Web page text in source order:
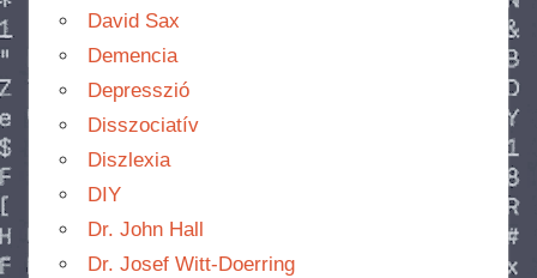
David Sax
Demencia
Depresszió
Disszociatív
Diszlexia
DIY
Dr. John Hall
Dr. Josef Witt-Doerring